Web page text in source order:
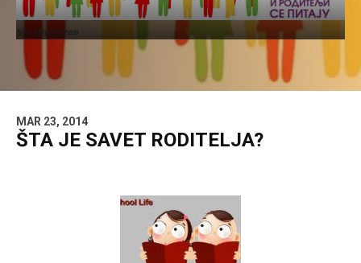
foto: obrecafe.com
MAR 23, 2014
ŠTA JE SAVET RODITELJA?